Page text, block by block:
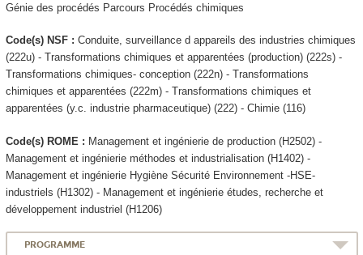
Génie des procédés Parcours Procédés chimiques
Code(s) NSF : Conduite, surveillance d appareils des industries chimiques
(222u) - Transformations chimiques et apparentées (production) (222s) -
Transformations chimiques- conception (222n) - Transformations
chimiques et apparentées (222m) - Transformations chimiques et
apparentées (y.c. industrie pharmaceutique) (222) - Chimie (116)
Code(s) ROME : Management et ingénierie de production (H2502) -
Management et ingénierie méthodes et industrialisation (H1402) -
Management et ingénierie Hygiène Sécurité Environnement -HSE-
industriels (H1302) - Management et ingénierie études, recherche et
développement industriel (H1206)
PROGRAMME